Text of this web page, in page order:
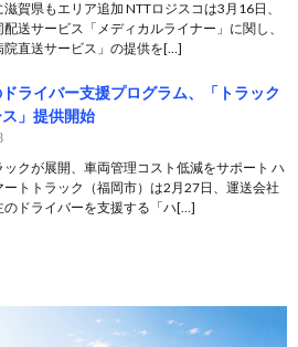
賀県もエリア追加 NTTロジスコは3月16日、
送サービス「メディカルライナー」に関し、
院直送サービス」の提供を[…]
ライバー支援プログラム、「トラック
」提供開始
ックが展開、車両管理コスト低減をサポート ハ
ートトラック（福岡市）は2月27日、運送会社
のドライバーを支援する「ハ[…]